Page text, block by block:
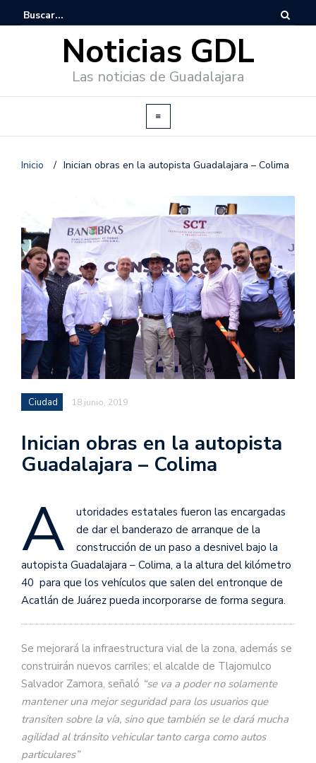
Noticias GDL
Las noticias de Guadalajara
Inicio / Inician obras en la autopista Guadalajara – Colima
Ciudad 18 junio, 2019
Inician obras en la autopista
Guadalajara – Colima
A
utoridades estatales fueron las encargadas
de dar el banderazo de arranque de la
construcción de un paso a desnivel bajo la
autopista Guadalajara – Colima, a la altura del kilómetro
40 para que los vehículos que salen del entronque de
Acatlán de Juárez pueda incorporarse de forma segura.
Se mejorará la infraestructura vial de la zona, además se
construirán nuevos carriles; el alcalde de Tlajomulco
Salvador Zamora, señaló “se va a poder no solamente
mantener una mejor seguridad para los usuarios que
transiten sobre la vía, sino que también se le dará mucha
agilidad al tránsito vehicular tanto carga como autos
particulares”